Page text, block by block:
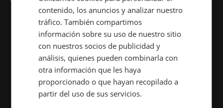
Villanueva de Ávila
Bacalao en tempura crujiente
Bacalao en tempura con salsa tártara y
pimiento del piquillo.
DIRECCIÓN Av. las Retamas, 15
contenido, los anuncios y analizar nuestro
tráfico. También compartimos
información sobre su uso de nuestro sitio
con nuestros socios de publicidad y
análisis, quienes pueden combinarla con
otra información que les haya
proporcionado o que hayan recopilado a
partir del uso de sus servicios.